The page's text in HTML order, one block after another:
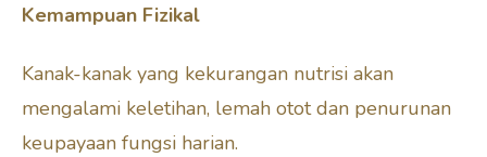
Kemampuan Fizikal
Kanak-kanak yang kekurangan nutrisi akan
mengalami keletihan, lemah otot dan penurunan
keupayaan fungsi harian.